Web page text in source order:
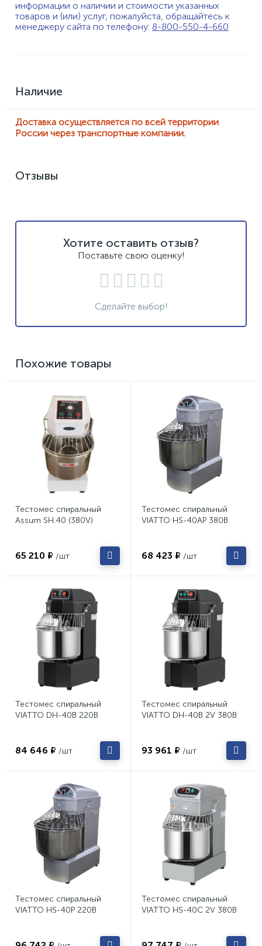
информации о наличии и стоимости указанных
товаров и (или) услуг, пожалуйста, обращайтесь к
менеджеру сайта по телефону: 8-800-550-4-660
Наличие
Доставка осуществляется по всей территории
России через транспортные компании.
Отзывы
Хотите оставить отзыв?
Поставьте свою оценку!
Сделайте выбор!
Похожие товары
Тестомес спиральный
Assum SH.40 (380V)
65 210 ₽ /шт
Тестомес спиральный
VIATTO HS-40AP 380В
68 423 ₽ /шт
Тестомес спиральный
VIATTO DH-40B 220В
84 646 ₽ /шт
Тестомес спиральный
VIATTO DH-40B 2V 380В
93 961 ₽ /шт
Тестомес спиральный
VIATTO HS-40P 220В
Тестомес спиральный
VIATTO HS-40С 2V 380В